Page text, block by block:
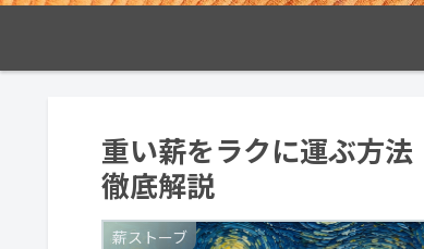
重い薪をラクに運ぶ方
徹底解説
薪ストーブ